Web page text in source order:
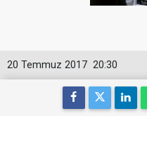
20:30
20 Temmuz 2017